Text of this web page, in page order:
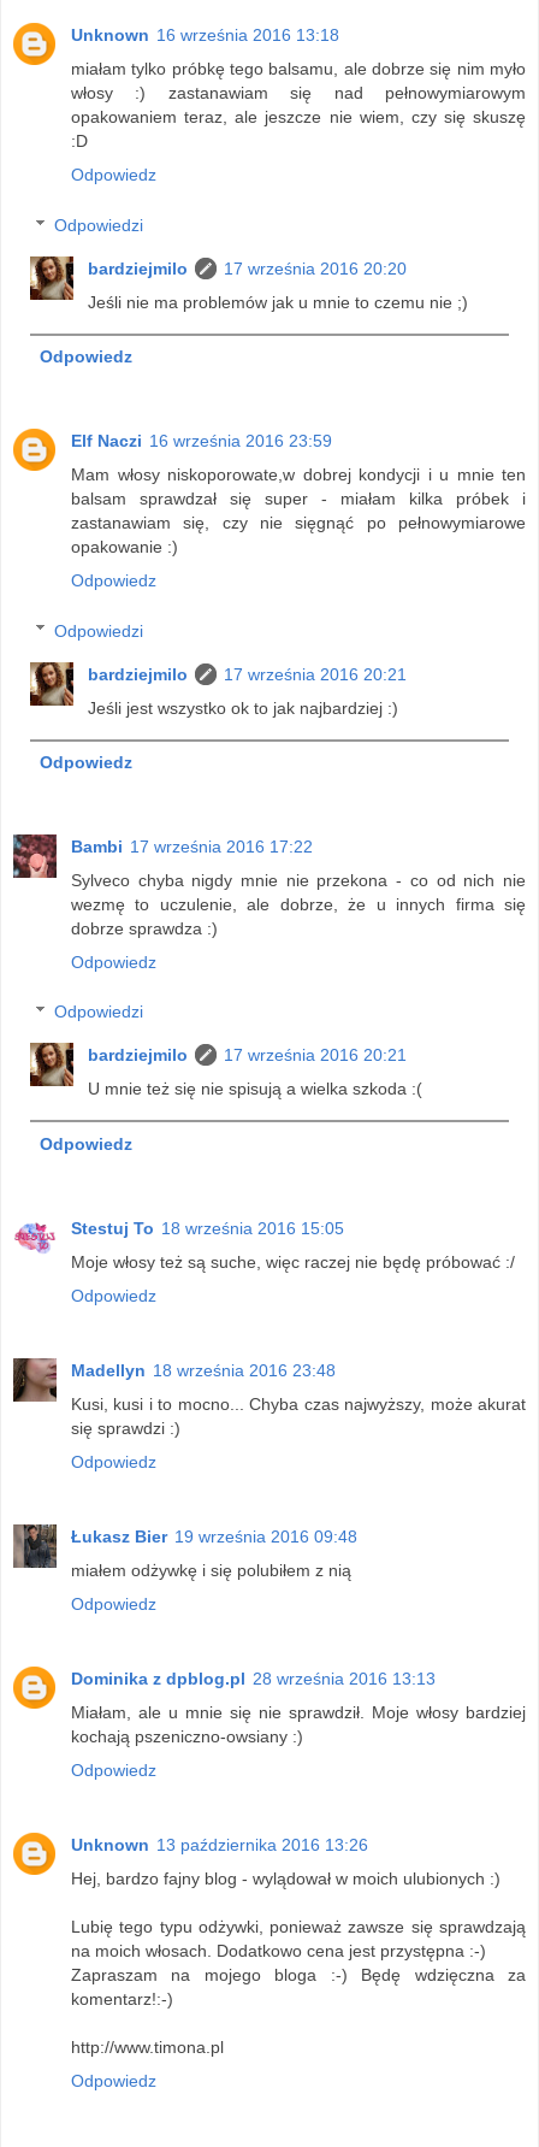
Unknown 16 września 2016 13:18
miałam tylko próbkę tego balsamu, ale dobrze się nim myło
włosy :) zastanawiam się nad pełnowymiarowym
opakowaniem teraz, ale jeszcze nie wiem, czy się skuszę
:D
Odpowiedz
Odpowiedzi
bardziejmilo
17 września 2016 20:20
Jeśli nie ma problemów jak u mnie to czemu nie ;)
Odpowiedz
Elf Naczi 16 września 2016 23:59
Mam włosy niskoporowate,w dobrej kondycji i u mnie ten
balsam sprawdzał się super - miałam kilka próbek i
zastanawiam się, czy nie sięgnąć po pełnowymiarowe
opakowanie :)
Odpowiedz
Odpowiedzi
bardziejmilo
17 września 2016 20:21
Jeśli jest wszystko ok to jak najbardziej :)
Odpowiedz
Bambi 17 września 2016 17:22
Sylveco chyba nigdy mnie nie przekona - co od nich nie
wezmę to uczulenie, ale dobrze, że u innych firma się
dobrze sprawdza :)
Odpowiedz
Odpowiedzi
bardziejmilo
17 września 2016 20:21
U mnie też się nie spisują a wielka szkoda :(
Odpowiedz
Stestuj To 18 września 2016 15:05
Moje włosy też są suche, więc raczej nie będę próbować :/
Odpowiedz
Madellyn 18 września 2016 23:48
Kusi, kusi i to mocno... Chyba czas najwyższy, może akurat
się sprawdzi :)
Odpowiedz
Łukasz Bier 19 września 2016 09:48
miałem odżywkę i się polubiłem z nią
Odpowiedz
Dominika z dpblog.pl 28 września 2016 13:13
Miałam, ale u mnie się nie sprawdził. Moje włosy bardziej
kochają pszeniczno-owsiany :)
Odpowiedz
Unknown 13 października 2016 13:26
Hej, bardzo fajny blog - wylądował w moich ulubionych :)
Lubię tego typu odżywki, ponieważ zawsze się sprawdzają
na moich włosach. Dodatkowo cena jest przystępna :-)
Zapraszam na mojego bloga :-) Będę wdzięczna za
komentarz!:-)
http://www.timona.pl
Odpowiedz